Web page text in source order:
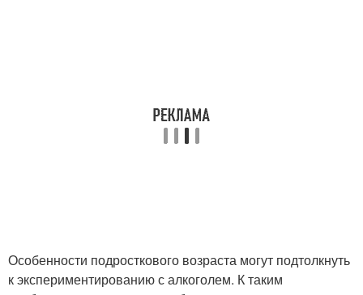
Особенности подросткового возраста могут подтолкнуть
к экспериментированию с алкоголем. К таким